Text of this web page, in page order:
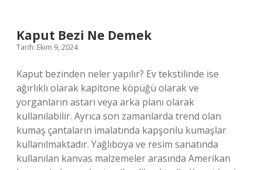
Kaput Bezi Ne Demek
Tarih: Ekim 9, 2024
Kaput bezinden neler yapılır? Ev tekstilinde ise
ağırlıklı olarak kapitone köpüğü olarak ve
yorganların astarı veya arka planı olarak
kullanılabilir. Ayrıca son zamanlarda trend olan
kumaş çantaların imalatında kapşonlu kumaşlar
kullanılmaktadır. Yağlıboya ve resim sanatında
kullanılan kanvas malzemeler arasında Amerikan